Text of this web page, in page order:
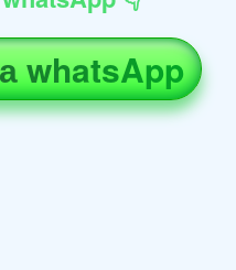
whatsApp